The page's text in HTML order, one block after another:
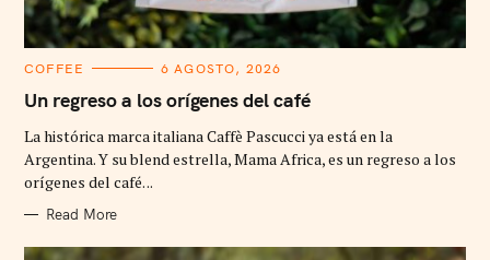
C
T
E
O
R
I
E
COFFEE 6 AGOSTO, 2026
Un regreso a los orígenes del café
La histórica marca italiana Caffè Pascucci ya está en la
Argentina. Y su blend estrella, Mama Africa, es un regreso a los
orígenes del café. ..
Read More